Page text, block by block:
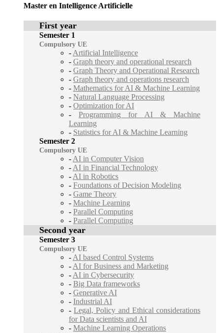
Master en Intelligence Artificielle
First year
Semester 1
Compulsory UE
- Artificial Intelligence
- Graph theory and operational research
- Graph Theory and Operational Research
- Graph theory and operations research
- Mathematics for AI & Machine Learning
- Natural Language Processing
- Optimization for AI
-Programming for AI & Machine
Learning
- Statistics for AI & Machine Learning
Semester 2
Compulsory UE
- AI in Computer Vision
- AI in Financial Technology
- AI in Robotics
- Foundations of Decision Modeling
- Game Theory
- Machine Learning
- Parallel Computing
- Parallel Computing
Second year
Semester 3
Compulsory UE
- AI based Control Systems
- AI for Business and Marketing
- AI in Cybersecurity
- Big Data frameworks
- Generative AI
- Industrial AI
-Legal, Policy and Ethical considerations
for Data scientists and AI
- Machine Learning Operations